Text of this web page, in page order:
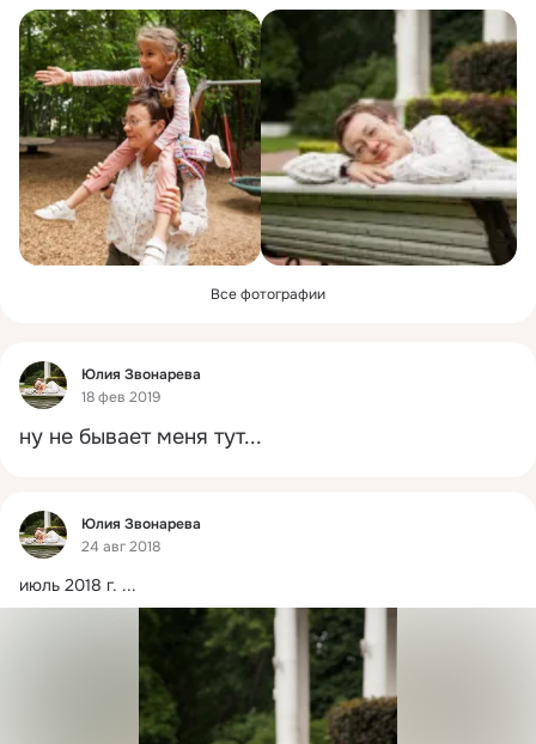
Все фотографии
Фид
Юлия Звонарева
18 фев 2019
ну не бывает меня тут...
Фид
Юлия Звонарева
24 авг 2018
июль 2018 г. ...